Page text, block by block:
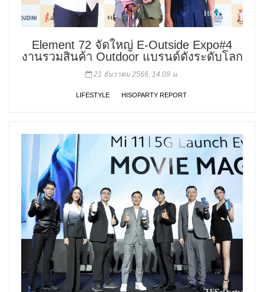
Element 72 จัดใหญ่ E-Outside Expo#4
งานรวมสินค้า Outdoor แบรนด์ดังระดับโลก
21 ธันวาคม 2566, 14:09 น.
LIFESTYLE HISOPARTY REPORT